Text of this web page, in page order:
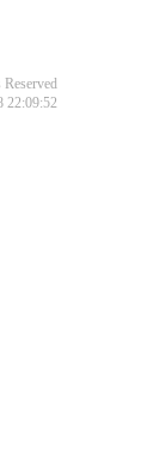
22:09:52